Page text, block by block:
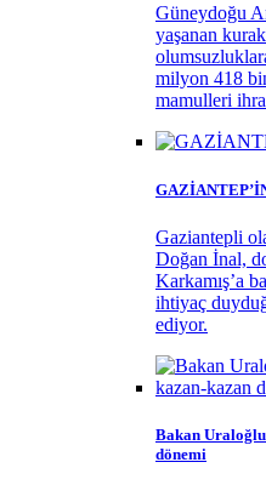
Güneydoğu
yaşanan
milyon 418
mamulleri
Gaziantepli
Doğan İnal,
Karkamış’a
ihtiyaç
ediyor.
Bakan
dönemi